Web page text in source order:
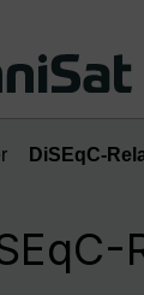
DiSEqC-